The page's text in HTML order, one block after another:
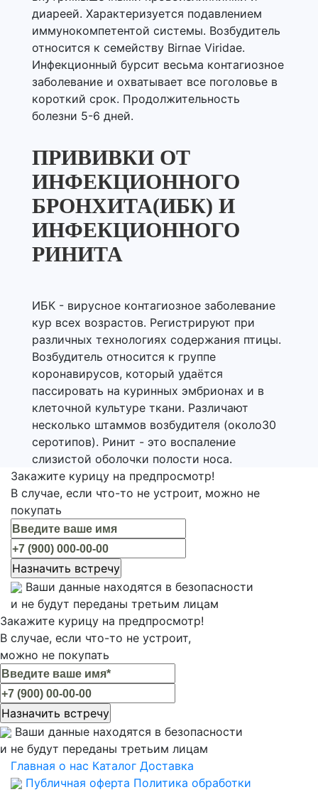
диареей. Характеризуется подавлением
иммунокомпетентой системы. Возбудитель
относится к семейству Birnae Viridae.
Инфекционный бурсит весьма контагиозное
заболевание и охватывает все поголовье в
короткий срок. Продолжительность
болезни 5-6 дней.
ПРИВИВКИ ОТ
ИНФЕКЦИОННОГО
БРОНХИТА(ИБК) И
ИНФЕКЦИОННОГО
РИНИТА
ИБК - вирусное контагиозное заболевание
кур всех возрастов. Регистрируют при
различных технологиях содержания птицы.
Возбудитель относится к группе
коронавирусов, который удаётся
пассировать на куринных эмбрионах и в
клеточной культуре ткани. Различают
несколько штаммов возбудителя (около30
серотипов). Ринит - это воспаление
слизистой оболочки полости носа.
Закажите курицу на предпросмотр!
В случае, если что-то не устроит, можно не
покупать
Ваши данные находятся в безопасности
и не будут переданы третьим лицам
Закажите курицу на предпросмотр!
В случае, если что-то не устроит,
можно не покупать
Ваши данные находятся в безопасности
и не будут переданы третьим лицам
Главная о нас Каталог Доставка
Публичная оферта Политика обработки